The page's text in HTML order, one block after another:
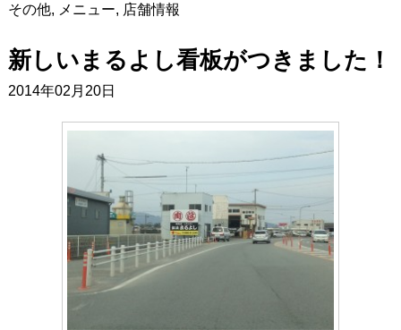
その他, メニュー, 店舗情報
新しいまるよし看板がつきました！
2014年02月20日